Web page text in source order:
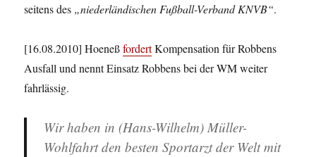
seitens des „niederländischen Fußball-Verband KNVB“.
[16.08.2010] HoeneßfordertKompensation für Robbens
Ausfall und nennt Einsatz Robbens bei der WM weiter
fahrlässig.
Wir haben in (Hans-Wilhelm) Müller-
Wohlfahrt den besten Sportarzt der Welt mit